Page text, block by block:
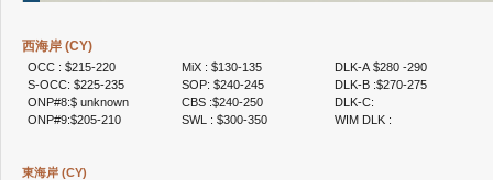
2025年3月
2025年2月
2025年1月
西海岸 (CY)
OCC : $215-220
S-OCC: $225-235
ONP#8:$ unknown
ONP#9:$205-210
MiX : $130-135
SOP: $240-245
CBS :$240-250
SWL : $300-350
DLK-A $280 -290
DLK-B :$270-275
DLK-C:
WIM DLK :
東海岸 (CY)